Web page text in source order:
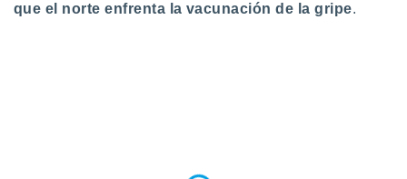
que el norte enfrenta la vacunación de la gripe.